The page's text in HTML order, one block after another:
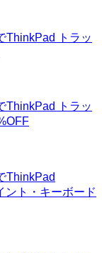
ThinkPad トラッ
ThinkPad トラッ
ThinkPad
ント・キーボード